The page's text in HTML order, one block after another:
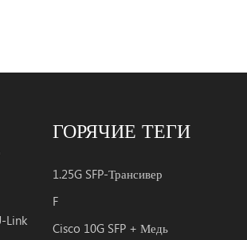
передачи
передачи
состоит
Link
ГОРЯЧИЕ ТЕГИ
1.25G SFP-Трансивер
F
Cisco 10G SFP + Медь